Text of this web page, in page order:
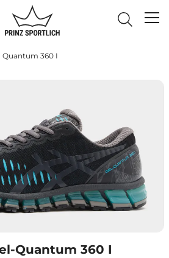
Quantum 360 I
Quantum 360 I